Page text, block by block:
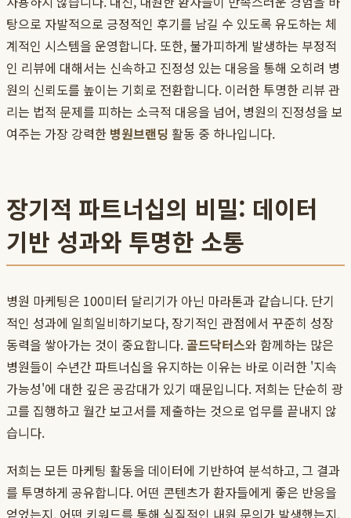
탕으로 자발적으로 긍정적인 후기를 남길 수 있도록 유도하는 체
계적인 시스템을 운영합니다. 또한, 불가피하게 발생하는 부정적
인 리뷰에 대해서는 신속하고 진정성 있는 대응을 통해 오히려 병
원의 신뢰도를 높이는 기회로 전환합니다. 이러한 투명한 리뷰 관
리는 법적 문제를 피하는 소극적 대응을 넘어, 병원의 진정성을 보
여주는 가장 강력한 병원브랜딩 활동 중 하나입니다.
장기적 파트너십의 비밀: 데이터
기반 성과와 투명한 소통
병원 마케팅은 100미터 달리기가 아닌 마라톤과 같습니다. 단기
적인 성과에 일희일비하기보다, 장기적인 관점에서 꾸준히 성장
동력을 쌓아가는 것이 중요합니다. 골드닥터스와 함께하는 많은
병원들이 수년간 파트너십을 유지하는 이유는 바로 이러한 '지속
가능성'에 대한 깊은 공감대가 있기 때문입니다. 저희는 단순히 광
고를 집행하고 월간 보고서를 제출하는 것으로 업무를 끝내지 않
습니다.
저희는 모든 마케팅 활동을 데이터에 기반하여 분석하고, 그 결과
를 투명하게 공유합니다. 어떤 콘텐츠가 환자들에게 좋은 반응을
얻었는지, 어떤 키워드를 통해 실질적인 내원 문의가 발생했는지,